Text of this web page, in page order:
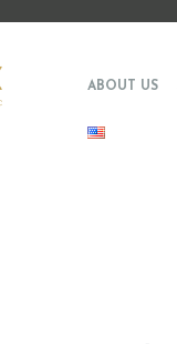
ABOUT US